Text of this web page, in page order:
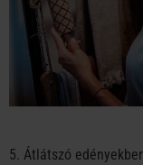
5. Átlátszó